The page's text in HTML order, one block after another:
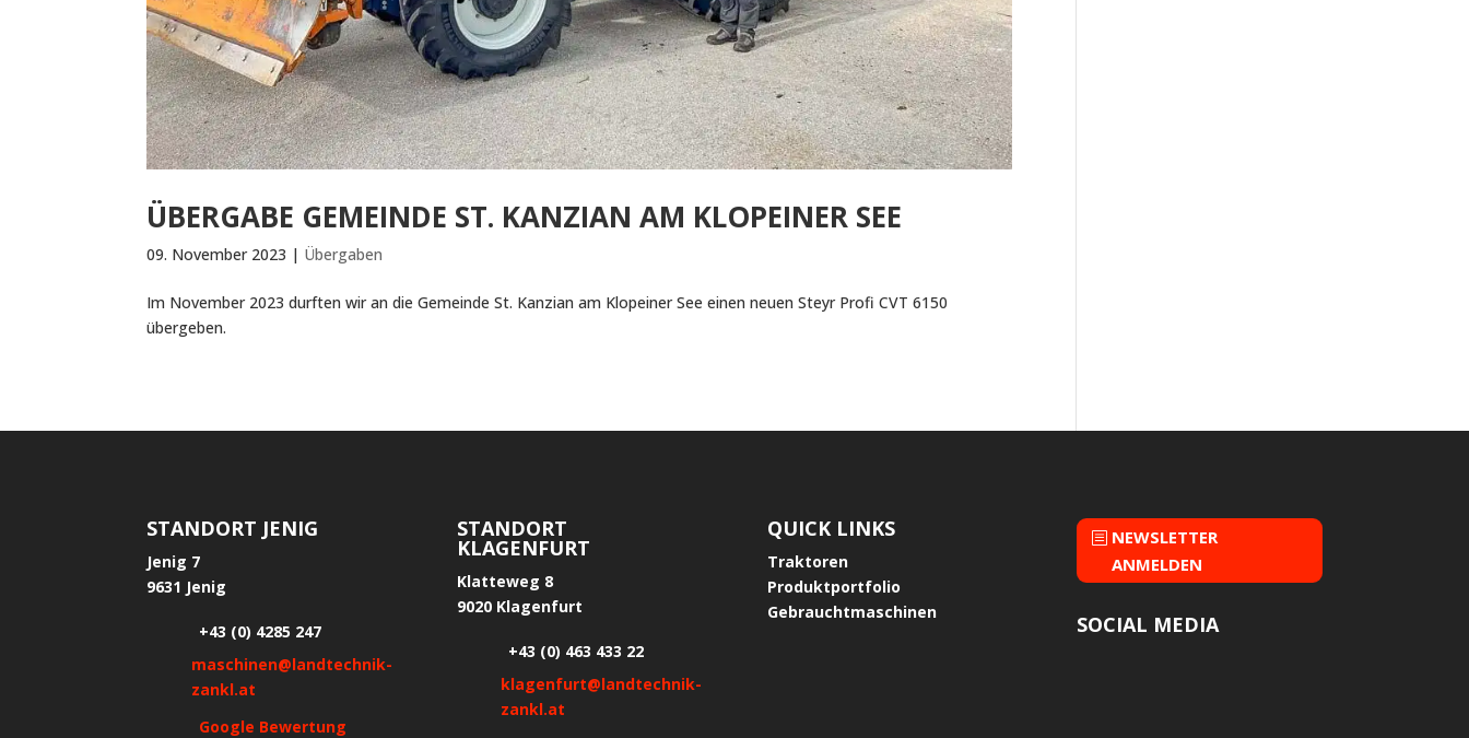
ÜBERGABE GEMEINDE ST. KANZIAN AM KLOPEINER SEE
09. November 2023 | Übergaben
Im November 2023 durften wir an die Gemeinde St. Kanzian am Klopeiner See einen neuen Steyr Profi CVT 6150
übergeben.
STANDORT JENIG
Jenig 7
9631 Jenig
+43 (0) 4285 247
maschinen@landtechnik-
zankl.at
Google Bewertung
STANDORT
KLAGENFURT
Klatteweg 8
9020 Klagenfurt
+43 (0) 463 433 22
klagenfurt@landtechnik-
zankl.at
QUICK LINKS
Traktoren
Produktportfolio
Gebrauchtmaschinen
NEWSLETTER
ANMELDEN
SOCIAL MEDIA